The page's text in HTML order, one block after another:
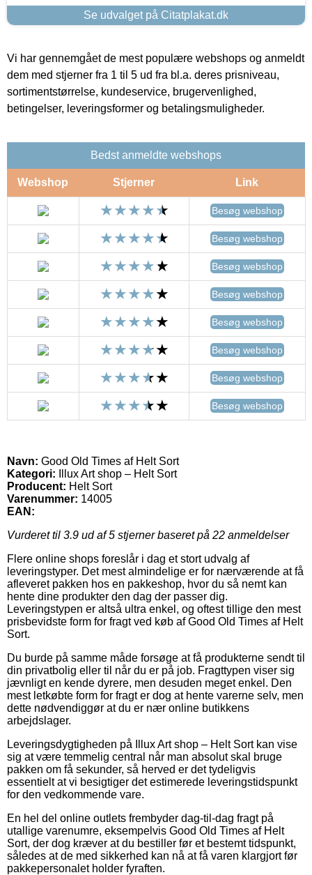
Se udvalget på Citatplakat.dk
Vi har gennemgået de mest populære webshops og anmeldt
dem med stjerner fra 1 til 5 ud fra bl.a. deres prisniveau,
sortimentstørrelse, kundeservice, brugervenlighed,
betingelser, leveringsformer og betalingsmuligheder.
Bedst anmeldte webshops
Webshop Stjerner Link
Besøg webshop
Besøg webshop
Besøg webshop
Besøg webshop
Besøg webshop
Besøg webshop
Besøg webshop
Besøg webshop
Navn: Good Old Times af Helt Sort
Kategori: Illux Art shop – Helt Sort
Producent: Helt Sort
Varenummer: 14005
EAN:
Vurderet til 3.9 ud af 5 stjerner baseret på 22 anmeldelser
Flere online shops foreslår i dag et stort udvalg af
leveringstyper. Det mest almindelige er for nærværende at få
afleveret pakken hos en pakkeshop, hvor du så nemt kan
hente dine produkter den dag der passer dig.
Leveringstypen er altså ultra enkel, og oftest tillige den mest
prisbevidste form for fragt ved køb af Good Old Times af Helt
Sort.
Du burde på samme måde forsøge at få produkterne sendt til
din privatbolig eller til når du er på job. Fragttypen viser sig
jævnligt en kende dyrere, men desuden meget enkel. Den
mest letkøbte form for fragt er dog at hente varerne selv, men
dette nødvendiggør at du er nær online butikkens
arbejdslager.
Leveringsdygtigheden på Illux Art shop – Helt Sort kan vise
sig at være temmelig central når man absolut skal bruge
pakken om få sekunder, så herved er det tydeligvis
essentielt at vi besigtiger det estimerede leveringstidspunkt
for den vedkommende vare.
En hel del online outlets frembyder dag-til-dag fragt på
utallige varenumre, eksempelvis Good Old Times af Helt
Sort, der dog kræver at du bestiller før et bestemt tidspunkt,
således at de med sikkerhed kan nå at få varen klargjort før
pakkepersonalet holder fyraften.